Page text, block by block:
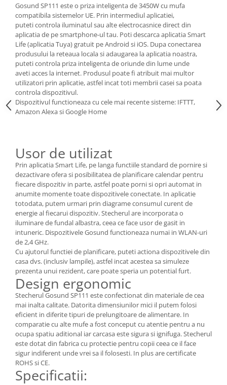
Gosund SP111 este o priza inteligenta de 3450W cu mufa
compatibila sistemelor UE. Prin intermediul aplicatiei,
puteti controla iluminatul sau alte electrocasnice direct din
aplicatia de pe smartphone-ul tau. Poti descarca aplicatia Smart
Life (aplicatia Tuya) gratuit pe Android si iOS. Dupa conectarea
produsului la reteaua locala si adaugarea la aplicatia noastra,
puteti controla priza inteligenta de oriunde din lume unde
aveti acces la internet. Produsul poate fi atribuit mai multor
utilizatori prin aplicatie, astfel incat toti membrii casei sa poata
controla dispozitivul.
Dispozitivul functioneaza cu cele mai recente sisteme: IFTTT,
Amazon Alexa si Google Home
Usor de utilizat
Prin aplicatia Smart Life, pe langa functiile standard de pornire si
dezactivare ofera si posibilitatea de planificare calendar pentru
fiecare dispozitiv in parte, astfel poate porni si opri automat in
anumite momente toate dispozitivele conectate. In aplicatie
totodata, putem urmari prin diagrame consumul curent de
energie al fiecarui dispozitiv. Stecherul are incorporata o
iluminare de fundal albastra, ceea ce face usor de gasit in
intuneric. Dispozitivele Gosund functioneaza numai in WLAN-uri
de 2,4 GHz.
Cu ajutorul functiei de planificare, puteti actiona dispozitivele din
casa dvs. (inclusiv lampile), astfel incat acestea sa simuleze
prezenta unui rezident, care poate speria un potential furt.
Design ergonomic
Stecherul Gosund SP111 este confectionat din materiale de cea
mai inalta calitate. Datorita dimensiunilor mici il putem folosi
eficient in diferite tipuri de prelungitoare de alimentare. In
comparatie cu alte mufe a fost conceput cu atentie pentru a nu
ocupa spatiu aditional iar carcasa este sigura si ignifuga. Stecherul
este dotat din fabrica cu protectie pentru copii ceea ce il face
sigur indiferent unde vrei sa il folosesti. In plus are certificate
ROHS si CE.
Specificatii: